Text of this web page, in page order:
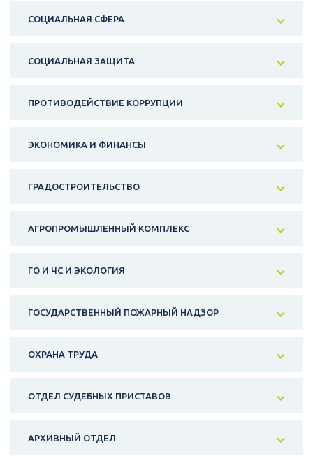
СОЦИАЛЬНАЯ СФЕРА
СОЦИАЛЬНАЯ ЗАЩИТА
ПРОТИВОДЕЙСТВИЕ КОРРУПЦИИ
ЭКОНОМИКА И ФИНАНСЫ
ГРАДОСТРОИТЕЛЬСТВО
АГРОПРОМЫШЛЕННЫЙ КОМПЛЕКС
ГО И ЧС И ЭКОЛОГИЯ
ГОСУДАРСТВЕННЫЙ ПОЖАРНЫЙ НАДЗОР
ОХРАНА ТРУДА
ОТДЕЛ СУДЕБНЫХ ПРИСТАВОВ
АРХИВНЫЙ ОТДЕЛ